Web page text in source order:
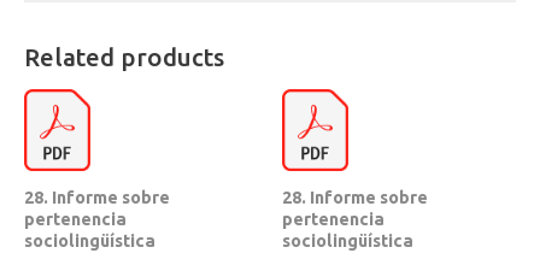
Related products
28. Informe sobre
pertenencia
sociolingüística
28. Informe sobre
pertenencia
sociolingüística